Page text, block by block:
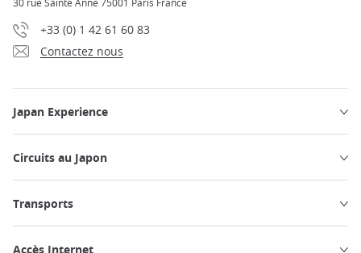
30 rue Sainte Anne 75001 Paris France
+33 (0) 1 42 61 60 83
Contactez nous
Japan Experience
Circuits au Japon
Transports
Accès Internet